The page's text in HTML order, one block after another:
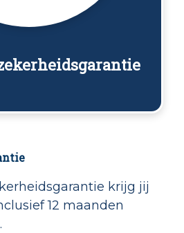
krijg jij
12 maanden